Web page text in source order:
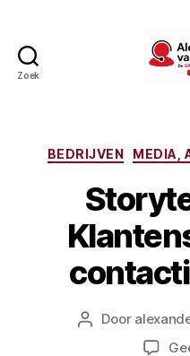
Zoek
BEDRIJVEN MEDIA,
Berichtauteur
Door